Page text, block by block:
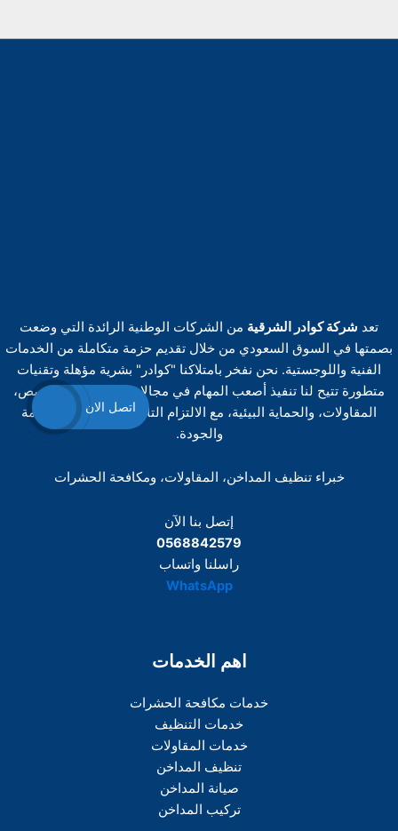
تعد شركة كوادر الشرقية من الشركات الوطنية الرائدة التي وضعت
بصمتها في السوق السعودي من خلال تقديم حزمة متكاملة من الخدمات
الفنية واللوجستية. نحن نفخر بامتلاكنا "كوادر" بشرية مؤهلة وتقنيات
متطورة تتيح لنا تنفيذ أصعب المهام في مجالات التنظيف المتخصص،
المقاولات، والحماية البيئية، مع الالتزام التام بأعلى معايير السلامة
والجودة.
خبراء تنظيف المداخن، المقاولات، ومكافحة الحشرات
إتصل بنا الآن
0568842579
راسلنا واتساب
WhatsApp
اهم الخدمات
خدمات مكافحة الحشرات
خدمات التنظيف
خدمات المقاولات
تنظيف المداخن
صيانة المداخن
تركيب المداخن
اتصل الان